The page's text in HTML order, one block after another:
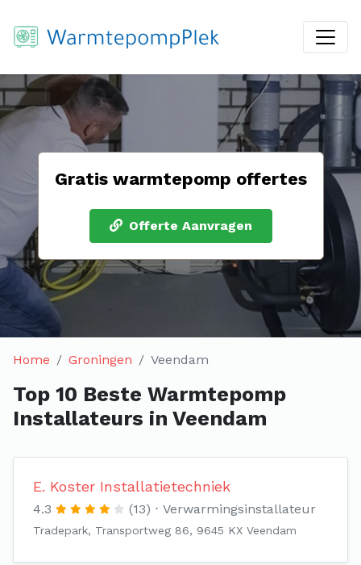
Gratis warmtepomp offertes
Offerte Aanvragen
Home Groningen Veendam
Top 10 Beste Warmtepomp
Installateurs in Veendam
E. Koster Installatietechniek
4.3 (13) Verwarmingsinstallateur
Tradepark, Transportweg 86, 9645 KX Veendam